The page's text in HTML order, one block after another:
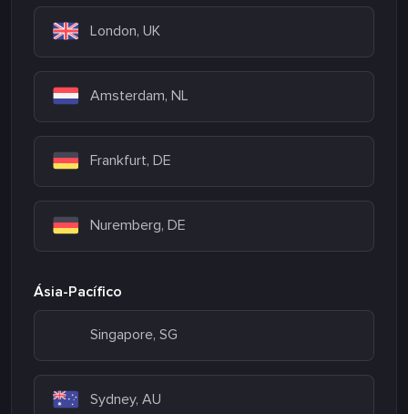
London, UK
Amsterdam, NL
Frankfurt, DE
Nuremberg, DE
Ásia-Pacífico
Singapore, SG
Sydney, AU